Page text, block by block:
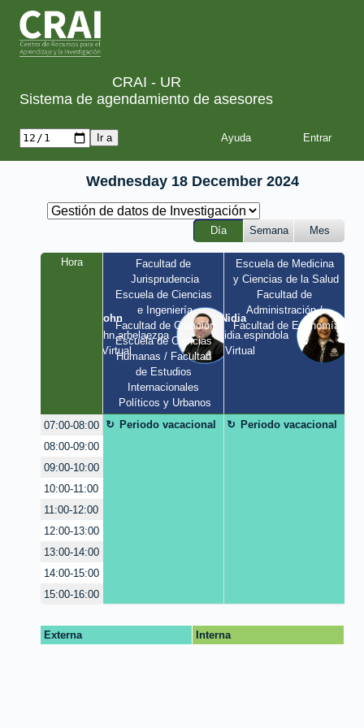
CRAI - UR
Sistema de agendamiento de asesores
Ayuda
Wednesday 18 December 2024
Día Semana Mes
Hora
John
john.arbelaezpa
/ Virtual
Facultad de
Jurisprudencia
Escuela de Ciencias
e Ingeniería
Facultad de Creación
Escuela de Ciencias
Humanas / Facultad
de Estudios
Internacionales
Políticos y Urbanos
Nidia
nidia.espindola
/ Virtual
Escuela de Medicina
y Ciencias de la Salud
Facultad de
Administración /
Facultad de Economía
07:00-08:00 Periodo vacacional
Periodo vacacional
08:00-09:00
09:00-10:00
10:00-11:00
11:00-12:00
12:00-13:00
13:00-14:00
14:00-15:00
15:00-16:00
Externa Interna